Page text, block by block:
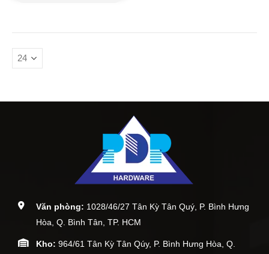
Văn phòng: 1028/46/27 Tân Kỳ Tân Quý, P. Bình Hưng
Hòa, Q. Bình Tân, TP. HCM
Kho: 964/61 Tân Kỳ Tân Qúy, P. Bình Hưng Hòa, Q.